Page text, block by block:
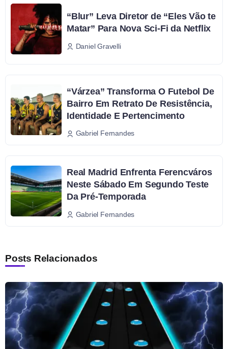
“Blur” Leva Diretor de “Eles Vão te
Matar” Para Nova Sci-Fi da Netflix
Daniel Gravelli
“Várzea” Transforma O Futebol De
Bairro Em Retrato De Resistência,
Identidade E Pertencimento
Gabriel Fernandes
Real Madrid Enfrenta Ferencváros
Neste Sábado Em Segundo Teste
Da Pré-Temporada
Gabriel Fernandes
Posts Relacionados